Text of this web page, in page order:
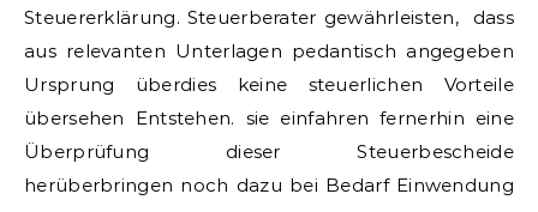
Steuererklärung. Steuerberater gewährleisten, dass
aus relevanten Unterlagen pedantisch angegeben
Ursprung überdies keine steuerlichen Vorteile
übersehen Entstehen. sie einfahren fernerhin eine
Überprüfung dieser Steuerbescheide
herüberbringen noch dazu bei Bedarf Einwendung